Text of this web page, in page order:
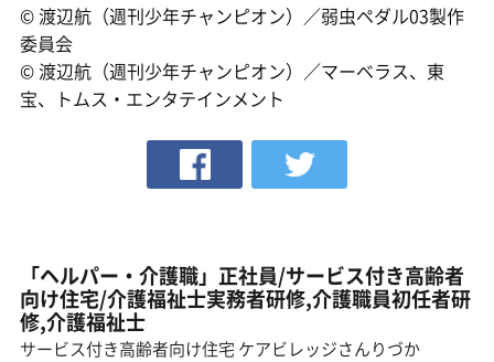
© 渡辺航（週刊少年チャンピオン）／弱虫ペダル03製作
委員会
© 渡辺航（週刊少年チャンピオン）／マーベラス、東
宝、トムス・エンタテインメント
「ヘルパー・介護職」正社員/サービス付き高齢者
向け住宅/介護福祉士実務者研修,介護職員初任者研
修,介護福祉士
サービス付き高齢者向け住宅 ケアビレッジさんりづか